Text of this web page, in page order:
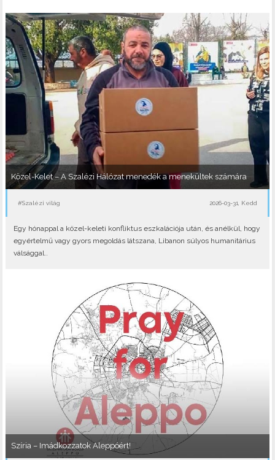
Közel-Kelet – A Szalézi Hálózat menedék a menekültek számára
#Szalézi világ 2026-03-31, Kedd
Egy hónappal a közel-keleti konfliktus eszkalációja után, és anélkül, hogy
egyértelmű vagy gyors megoldás látszana, Libanon súlyos humanitárius
válsággal..
Szíria – Imádkozzatok Aleppóért!